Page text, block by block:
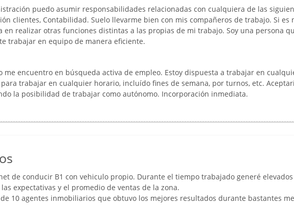
puedo asumir responsabilidades relacionadas con cualquiera de las
clientes, Contabilidad. Suelo llevarme bien con mis compañeros de trabajo. Si es
en realizar otras funciones distintas a las propias de mi trabajo. Soy una persona
trabajar en equipo de manera eficiente.
me encuentro en búsqueda activa de empleo. Estoy dispuesta a trabajar en
trabajar en cualquier horario, incluído fines de semana, por turnos, etc.
la posibilidad de trabajar como autónomo. Incorporación inmediata.
de conducir B1 con vehiculo propio. Durante el tiempo trabajado generé
expectativas y el promedio de ventas de la zona.
10 agentes inmobiliarios que obtuvo los mejores resultados durante bastantes